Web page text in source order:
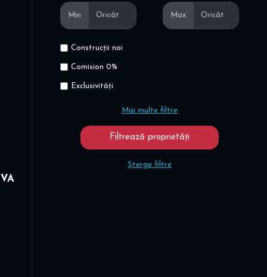
Min Max
Construcții noi
Comision 0%
Exclusivități
Mai multe filtre
Șterge filtre